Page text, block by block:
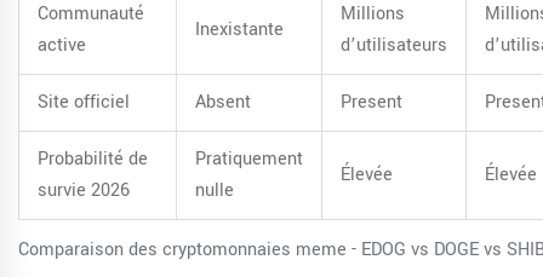
Comparaison des cryptomonnaies meme - EDOG vs DOGE vs
Communauté
active
Inexistante
Millions
d’utilisateurs
Site officiel Absent Present
Probabilité de
survie 2026
Pratiquement
nulle
Élevée Élevée